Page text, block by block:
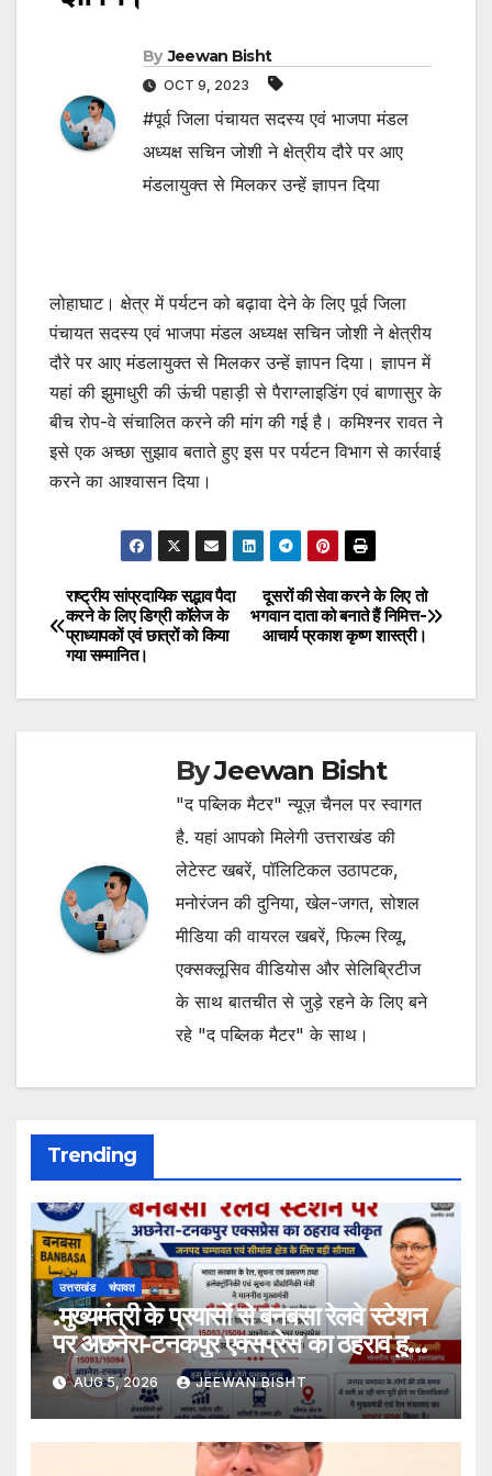
By Jeewan Bisht
OCT 9, 2023
#पूर्व जिला पंचायत सदस्य एवं भाजपा मंडल
अध्यक्ष सचिन जोशी ने क्षेत्रीय दौरे पर आए
मंडलायुक्त से मिलकर उन्हें ज्ञापन दिया
लोहाघाट। क्षेत्र में पर्यटन को बढ़ावा देने के लिए पूर्व जिला
पंचायत सदस्य एवं भाजपा मंडल अध्यक्ष सचिन जोशी ने क्षेत्रीय
दौरे पर आए मंडलायुक्त से मिलकर उन्हें ज्ञापन दिया। ज्ञापन में
यहां की झुमाधुरी की ऊंची पहाड़ी से पैराग्लाइडिंग एवं बाणासुर के
बीच रोप-वे संचालित करने की मांग की गई है। कमिश्नर रावत ने
इसे एक अच्छा सुझाव बताते हुए इस पर पर्यटन विभाग से कार्रवाई
करने का आश्वासन दिया।
Post
navigation
दूसरों की सेवा करने के लिए तो
भगवान दाता को बनाते हैं निमित्त-
आचार्य प्रकाश कृष्ण शास्त्री।
राष्ट्रीय सांप्रदायिक सद्भाव पैदा
करने के लिए डिग्री कॉलेज के
प्राध्यापकों एवं छात्रों को किया
गया सम्मानित।
ByJeewan Bisht
"द पब्लिक मैटर" न्यूज़ चैनल पर स्वागत
है. यहां आपको मिलेगी उत्तराखंड की
लेटेस्ट खबरें, पॉलिटिकल उठापटक,
मनोरंजन की दुनिया, खेल-जगत, सोशल
मीडिया की वायरल खबरें, फिल्म रिव्यू,
एक्सक्लूसिव वीडियोस और सेलिब्रिटीज
के साथ बातचीत से जुड़े रहने के लिए बने
रहे "द पब्लिक मैटर" के साथ।
Trending
उत्तराखंड चंपावत
.मुख्यमंत्री के प्रयासों से बनबसा रेलवे स्टेशन
पर अछनेरा-टनकपुर एक्सप्रेस का ठहराव हुआ
स्वीकृत
AUG 5, 2026 JEEWAN BISHT